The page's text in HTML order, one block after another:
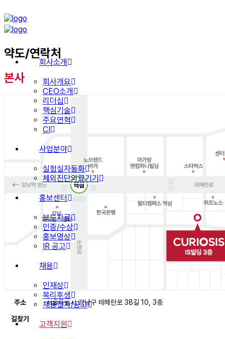
회사소개
회사개요
CEO소개
리더십
핵심기술
주요연혁
CI
사업분야
실험실자동화
체외진단의료기기
홍보센터
보도자료
인증/수상
홍보영상
IR 공고
채용
인재상
복리후생
채용절차/공고
고객지원
약도/연락처
본사
주소 서울특별시 강남구 테헤란로 38길 10, 3층
길찾기